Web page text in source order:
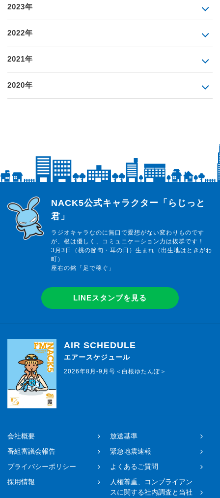
2023年
2022年
2021年
2020年
らじっと君
NACK5公式キャラクター「らじっと
君」
ラジオキャラなのに無口で愛想がない変わりものです
が、根は優しく、コミュニケーション力は抜群です！
3月3日（桃の節句・耳の日）生まれ（出生地はときがわ
町）
座右の銘「足で稼ぐ」
LINEスタンプを見る
AIR SCHEDULE
エアースケジュール
2026年8月-9月号＜白根ゆたんぽ＞
会社概要
放送基準
番組審議会報告
緊急地震速報
プライバシーポリシー
よくあるご質問
採用情報
人権尊重、コンプライアン
スに関する社内調査と当社